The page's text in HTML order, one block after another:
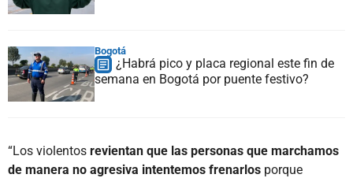
Bogotá
¿Habrá pico y placa regional este fin de
semana en Bogotá por puente festivo?
“Los violentos revientan que las personas que marchamos
de manera no agresiva intentemos frenarlos porque